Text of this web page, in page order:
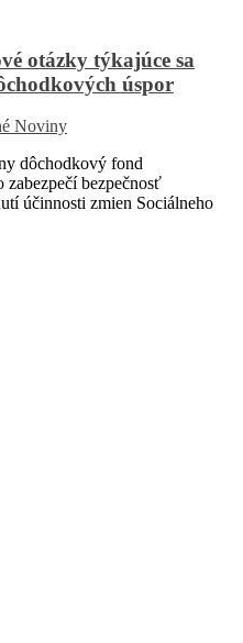
otázky týkajúce sa
úspor
Noviny
dôchodkový fond
bezpečnosť
účinnosti zmien Sociálneho